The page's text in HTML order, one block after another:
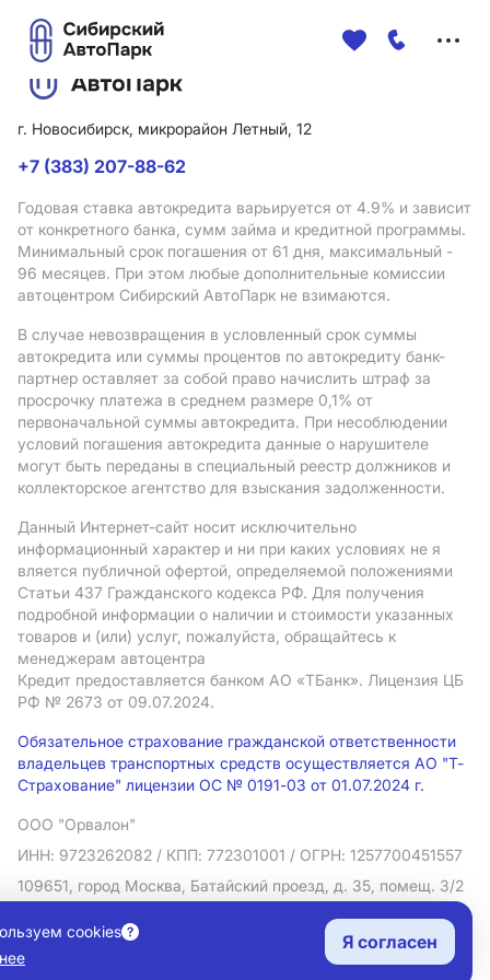
г. Новосибирск, микрорайон Летный, 12
+7 (383) 207-88-62
Годовая ставка автокредита варьируется от 4.9% и зависит
от конкретного банка, сумм займа и кредитной программы.
Минимальный срок погашения от 61 дня, максимальный -
96 месяцев. При этом любые дополнительные комиссии
автоцентром Сибирский АвтоПарк не взимаются.
В случае невозвращения в условленный срок суммы
автокредита или суммы процентов по автокредиту банк-
партнер оставляет за собой право начислить штраф за
просрочку платежа в среднем размере 0,1% от
первоначальной суммы автокредита. При несоблюдении
условий погашения автокредита данные о нарушителе
могут быть переданы в специальный реестр должников и
коллекторское агентство для взыскания задолженности.
Данный Интернет-сайт носит исключительно
информационный характер и ни при каких условиях не я
вляется публичной офертой, определяемой положениями
Статьи 437 Гражданского кодекса РФ. Для получения
подробной информации о наличии и стоимости указанных
товаров и (или) услуг, пожалуйста, обращайтесь к
менеджерам автоцентра
Кредит предоставляется банком АO «ТБанк». Лицензия ЦБ
РФ № 2673 от 09.07.2024.
Обязательное страхование гражданской ответственности
владельцев транспортных средств осуществляется АО "Т-
Страхование" лицензии ОС № 0191-03 от 01.07.2024 г.
ООО "Орвалон"
ИНН: 9723262082 / КПП: 772301001 / ОГРН: 1257700451557
109651, город Москва, Батайский проезд, д. 35, помещ. 3/2
Политика в отношении обработки персональных данных
Согласие на рекламную рассылку
Правовая информация
cookies
Я согласен